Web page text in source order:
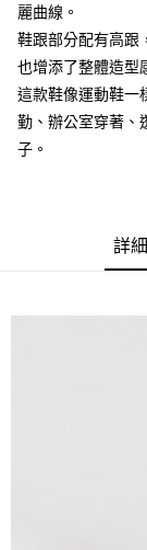
台灣樂天信用卡公
玉山商業銀行
台新國際商業銀行
麗曲線。
鞋跟部分配有高跟
也增添了整體造型
這款鞋像運動鞋一
勤、辦公室穿著、
子。
詳